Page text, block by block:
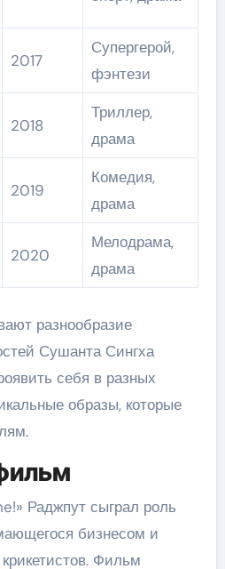
2017
Супергерой,
фэнтези
2018
Триллер,
драма
2019
Комедия,
драма
2020
Мелодрама,
драма
разнообразие
Сушанта Сингха
себя в разных
образы, которые
Раджпут сыграл роль
бизнесом и
Фильм